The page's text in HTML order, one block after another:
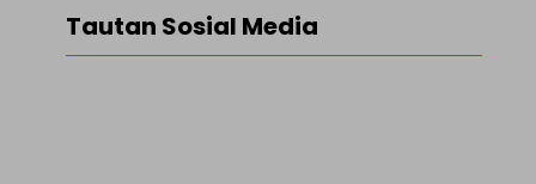
Tautan Sosial Media